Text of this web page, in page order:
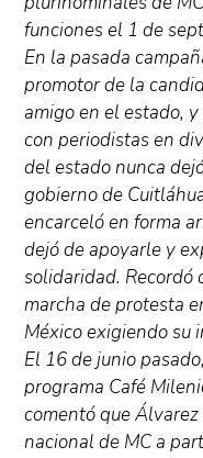
funciones el 1 de
En la pasada
promotor de la
amigo en el estado,
con periodistas en
del estado nunca
gobierno de
encarceló en forma
dejó de apoyarle y
solidaridad. Recordó
marcha de protesta
México exigiendo su
El 16 de junio
programa Café
comentó que
nacional de MC a